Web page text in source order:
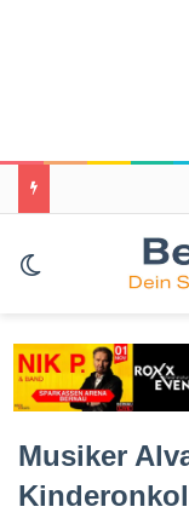
Skin umschalten
Musiker